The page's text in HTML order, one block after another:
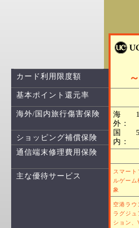
カード利用限度額
基本ポイント還元率
海外/国内旅行傷害保険
ショッピング補償保険
通信端末修理費用保険
主な優待サービス
海
外：
国
内：
スマート
ルゲーム
象
空港ラ
ラグジュ
ション